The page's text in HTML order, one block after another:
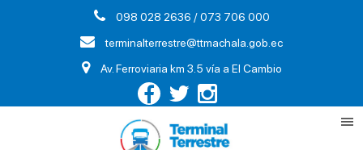
098 028 2636 / 073 706 000
terminalterrestre@ttmachala.gob.ec
Av. Ferroviaria km 3.5 vía a El Cambio